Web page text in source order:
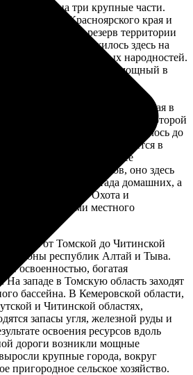
на три крупные части.
на севере Красноярского края и
экологический резерв территории
освоение наложилось здесь на
хозяйства малых народностей.
расположен самый мощный в
воздушной среды — ГМК
выбросы в воздух в 2007 г.
Таймыре обитает самая крупная в
оленя, численность которой
здесь ежегодно отстреливалось до
отстрел уменьшился и ведется в
населения. Домашнее
у ненцев и эвенков, оно здесь
олени уводят стада домашних, а
на пастбищах. Охота и
занятиями местного
тянется от Томской до Читинской
районы республик Алтай и Тыва.
освоенностью, богатая
западе в Томскую область заходят
бассейна. В Кемеровской области,
и Читинской областях,
запасы угля, железной руды и
освоения ресурсов вдоль
дороги возникли мощные
крупные города, вокруг
пригородное сельское хозяйство.